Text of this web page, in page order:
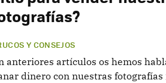
Y CONSEJOS
anteriores artículos os hemos
dinero con nuestras